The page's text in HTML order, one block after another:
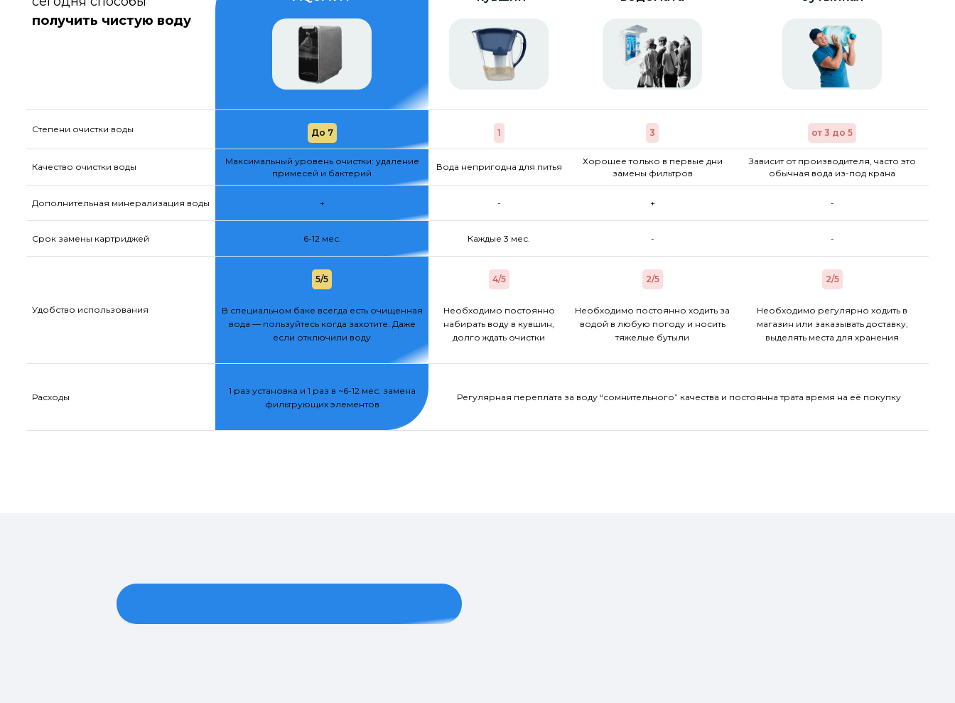
получить чистую воду
Степени очистки воды До 7 1 3 от 3 до 5
Качество очистки воды
Максимальный уровень очистки: удаление
примесей и бактерий
Вода непригодна для питья
Хорошее только в первые дни
замены фильтров
Зависит от производителя, часто это
обычная вода из-под крана
Дополнительная минерализация воды + - + -
Срок замены картриджей 6-12 мес. Каждые 3 мес. - -
Удобство использования
5/5
В специальном баке всегда есть очищенная
вода — пользуйтесь когда захотите. Даже
если отключили воду
4/5
Необходимо постоянно
набирать воду в кувшин,
долго ждать очистки
2/5
Необходимо постоянно ходить за
водой в любую погоду и носить
тяжелые бутыли
2/5
Необходимо регулярно ходить в
магазин или заказывать доставку,
выделять места для хранения
Расходы
1 раз установка и 1 раз в ~6-12 мес. замена
фильтрующих элементов
Регулярная переплата за воду “сомнительного” качества и постоянна трата время на её покупку